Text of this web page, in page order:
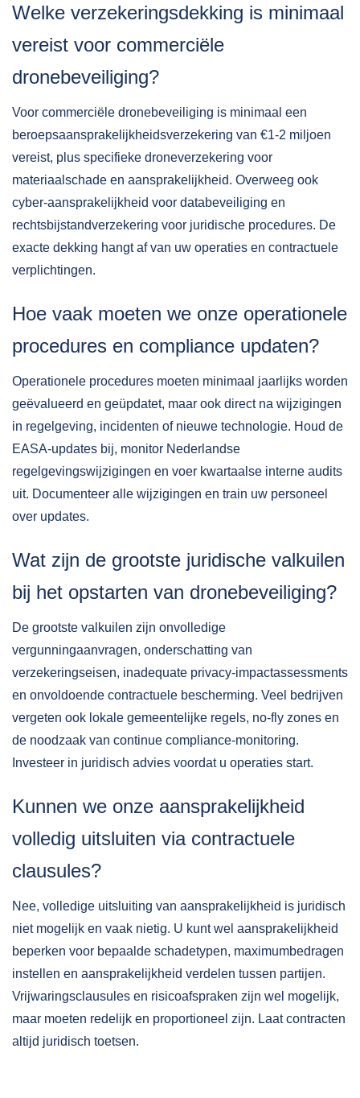
Welke verzekeringsdekking is minimaal
vereist voor commerciële
dronebeveiliging?
Voor commerciële dronebeveiliging is minimaal een
beroepsaansprakelijkheidsverzekering van €1-2 miljoen
vereist, plus specifieke droneverzekering voor
materiaalschade en aansprakelijkheid. Overweeg ook
cyber-aansprakelijkheid voor databeveiliging en
rechtsbijstandverzekering voor juridische procedures. De
exacte dekking hangt af van uw operaties en contractuele
verplichtingen.
Hoe vaak moeten we onze operationele
procedures en compliance updaten?
Operationele procedures moeten minimaal jaarlijks worden
geëvalueerd en geüpdatet, maar ook direct na wijzigingen
in regelgeving, incidenten of nieuwe technologie. Houd de
EASA-updates bij, monitor Nederlandse
regelgevingswijzigingen en voer kwartaalse interne audits
uit. Documenteer alle wijzigingen en train uw personeel
over updates.
Wat zijn de grootste juridische valkuilen
bij het opstarten van dronebeveiliging?
De grootste valkuilen zijn onvolledige
vergunningaanvragen, onderschatting van
verzekeringseisen, inadequate privacy-impactassessments
en onvoldoende contractuele bescherming. Veel bedrijven
vergeten ook lokale gemeentelijke regels, no-fly zones en
de noodzaak van continue compliance-monitoring.
Investeer in juridisch advies voordat u operaties start.
Kunnen we onze aansprakelijkheid
volledig uitsluiten via contractuele
clausules?
Nee, volledige uitsluiting van aansprakelijkheid is juridisch
niet mogelijk en vaak nietig. U kunt wel aansprakelijkheid
beperken voor bepaalde schadetypen, maximumbedragen
instellen en aansprakelijkheid verdelen tussen partijen.
Vrijwaringsclausules en risicoafspraken zijn wel mogelijk,
maar moeten redelijk en proportioneel zijn. Laat contracten
altijd juridisch toetsen.